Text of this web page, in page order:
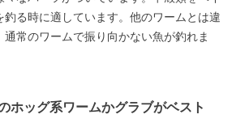
釣る時に適しています。他のワームとは違
通常のワームで振り向かない魚が釣れま
ホッグ系ワームかグラブがベスト